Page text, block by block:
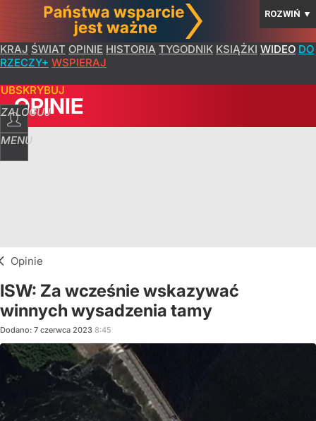
ROZWIŃ ▼
KRAJ ŚWIAT OPINIE HISTORIA TYGODNIK KSIĄŻKI WIDEO DO
RZECZY+ WSPIERAJ
ZALOGUJ
MENU
OPINIE
Opinie
ISW: Za wcześnie wskazywać
winnych wysadzenia tamy
Dodano: 7 czerwca 2023 8:45